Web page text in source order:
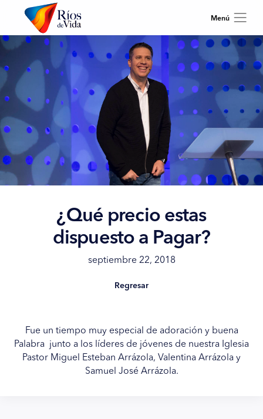
¿Qué precio estas
dispuesto a Pagar?
septiembre 22, 2018
Regresar
Fue un tiempo muy especial de adoración y buena
Palabra junto a los líderes de jóvenes de nuestra Iglesia
Pastor Miguel Esteban Arrázola, Valentina Arrázola y
Samuel José Arrázola.